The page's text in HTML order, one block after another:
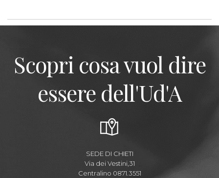
Scopri cosa vuol dire
essere dell'Ud'A
SEDE DI CHIETI
Via dei Vestini,31
Centralino 0871.3551